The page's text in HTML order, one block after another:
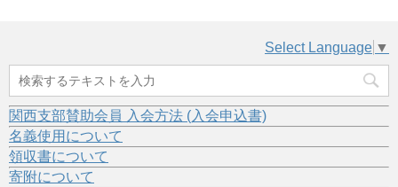
Select Language ▼
関西支部賛助会員 入会方法 (入会申込書)
名義使用について
領収書について
寄附について